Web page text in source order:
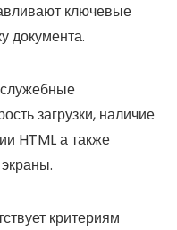
ключевые
документа.
загрузки, наличие
HTML а также
критериям